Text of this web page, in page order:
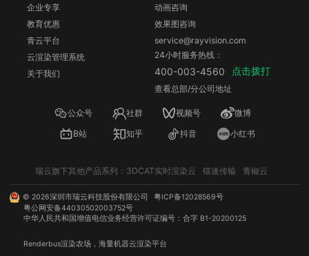
企业专享
教育优惠
青云平台
云渲染管理系统
关于我们
动画咨询
效果图咨询
service@rayvision.com
24小时服务热线：
400-003-4560 点击拨打
查看总部/分公司地址
公众号 社群 视频号
微博
B站
知乎 抖音 小红书
瑞云旗下其他产品系列： 3DCAT实时渲染云 镭速传输 青椒云
© 2026深圳市瑞云科技股份有限公司
粤ICP备12028569号
粤公网安备44030502003752号
中华人民共和国增值电信业务经营许可证编号：合字 B1-20200125
Renderbus渲染农场 ，海量机器云渲染平台